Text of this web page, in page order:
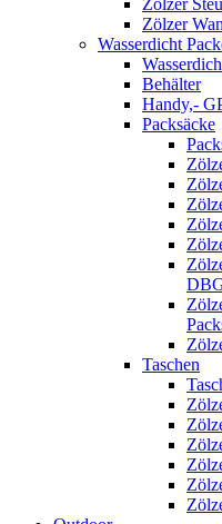
Zölzer
Wasserdicht
Behälter
Handy,-
Packsäcke
Taschen